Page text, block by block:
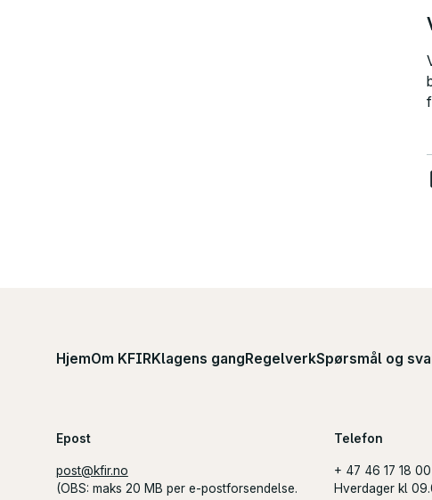
HjemOm KFIRKlagens gangRegelverkSpørsmål og
Epost
post@kfir.no
(OBS: maks 20 MB per e-postforsendelse.
Telefon
+ 47 46 17 18 00
Hverdager kl